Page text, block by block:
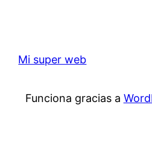
Mi super web
Funciona gracias a